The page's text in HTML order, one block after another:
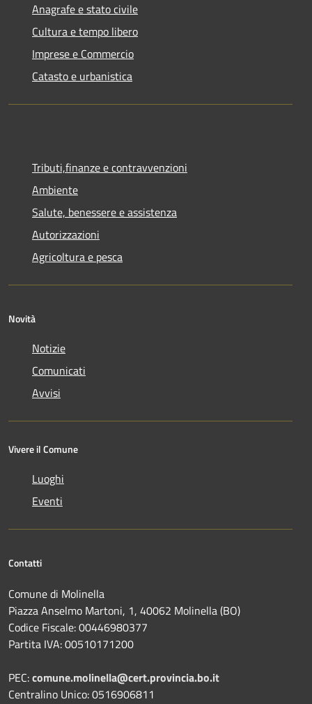
Anagrafe e stato civile
Cultura e tempo libero
Imprese e Commercio
Catasto e urbanistica
Tributi,finanze e contravvenzioni
Ambiente
Salute, benessere e assistenza
Autorizzazioni
Agricoltura e pesca
Novità
Notizie
Comunicati
Avvisi
Vivere il Comune
Luoghi
Eventi
Contatti
Comune di Molinella
Piazza Anselmo Martoni, 1, 40062 Molinella (BO)
Codice Fiscale: 00446980377
Partita IVA: 00510171200
PEC:comune.molinella@cert.provincia.bo.it
Centralino Unico: 0516906811